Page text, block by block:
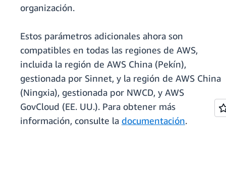
organización.
Estos parámetros adicionales ahora son
compatibles en todas las regiones de AWS,
incluida la región de AWS China (Pekín),
gestionada por Sinnet, y la región de AWS China
(Ningxia), gestionada por NWCD, y AWS
GovCloud (EE. UU.). Para obtener más
información, consulte la documentación.